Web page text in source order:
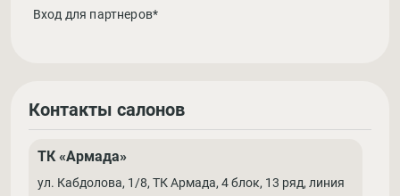
Вход для партнеров*
Контакты салонов
ТК «Армада»
ул. Кабдолова, 1/8, ТК Армада, 4 блок, 13 ряд, линия